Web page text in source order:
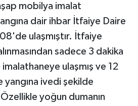
mobilya imalat
dair ihbar İtfaiye Daire
ulaşmıştır. İtfaiye
sadece 3 dakika
ulaşmış ve 12
ivedi şekilde
yoğun dumanın